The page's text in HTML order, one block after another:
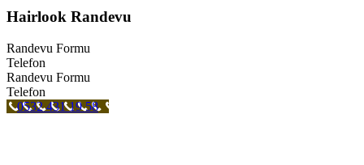
Hairlook Randevu
Randevu Formu
Telefon
Randevu Formu
Telefon
0532 431 19 58